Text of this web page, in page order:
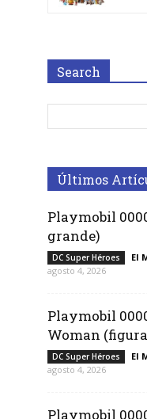
Search
Últimos
Playmobil
grande)
DC Super Héroes El
agosto 4, 2026
Playmobil
Woman
DC Super Héroes El
agosto 4, 2026
Playmobil